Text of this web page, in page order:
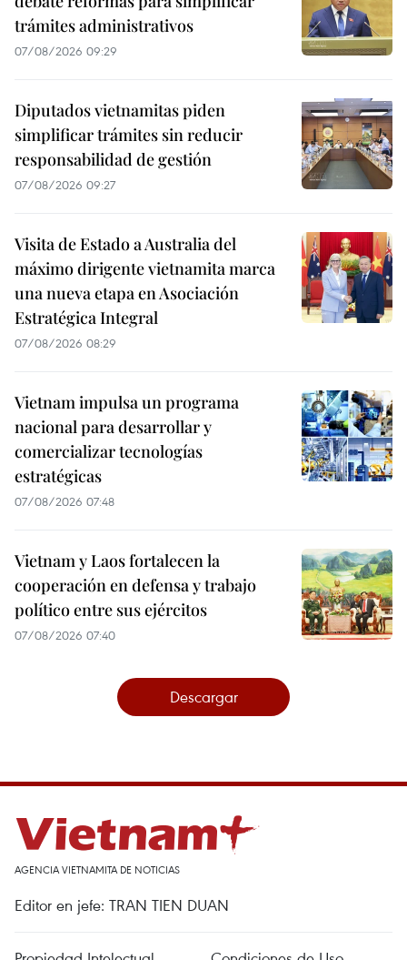
trámites administrativos
07/08/2026 09:29
Diputados vietnamitas piden
simplificar trámites sin reducir
responsabilidad de gestión
07/08/2026 09:27
Visita de Estado a Australia del
máximo dirigente vietnamita marca
una nueva etapa en Asociación
Estratégica Integral
07/08/2026 08:29
Vietnam impulsa un programa
nacional para desarrollar y
comercializar tecnologías
estratégicas
07/08/2026 07:48
Vietnam y Laos fortalecen la
cooperación en defensa y trabajo
político entre sus ejércitos
07/08/2026 07:40
Descargar
AGENCIA VIETNAMITA DE NOTICIAS
Editor en jefe: TRAN TIEN DUAN